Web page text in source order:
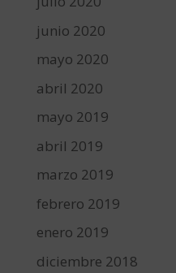
junio 2020
mayo 2020
abril 2020
mayo 2019
abril 2019
marzo 2019
febrero 2019
enero 2019
diciembre 2018